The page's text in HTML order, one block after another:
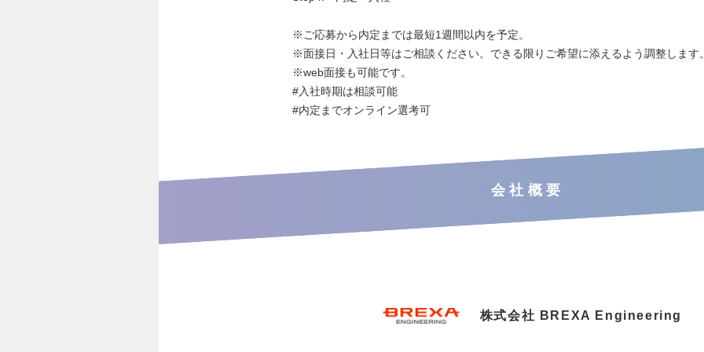
※ご応募から内定までは最短1週間以内を予定。
※面接日・入社日等はご相談ください。できる限りご希望に添えるよう調整します
※web面接も可能です。
#入社時期は相談可能
#内定までオンライン選考可
会社概要
株式会社 BREXA Engineering